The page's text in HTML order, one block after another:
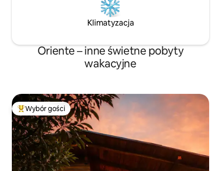
Klimatyzacja
Oriente – inne świetne pobyty
wakacyjne
Najpopularniejsze z kategorii Wybór gości
Wybór gości